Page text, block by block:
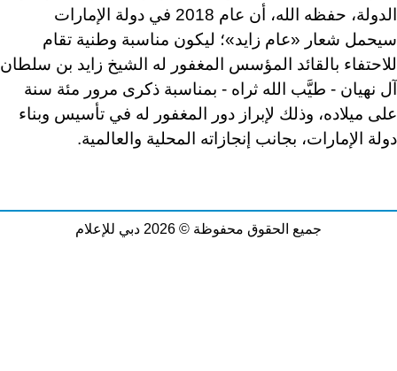
الدولة، حفظه الله، أن عام 2018 في دولة الإمارات
سيحمل شعار «عام زايد»؛ ليكون مناسبة وطنية تقام
للاحتفاء بالقائد المؤسس المغفور له الشيخ زايد بن سلطان
آل نهيان - طيَّب الله ثراه - بمناسبة ذكرى مرور مئة سنة
على ميلاده، وذلك لإبراز دور المغفور له في تأسيس وبناء
دولة الإمارات، بجانب إنجازاته المحلية والعالمية.
جميع الحقوق محفوظة © 2026 دبي للإعلام